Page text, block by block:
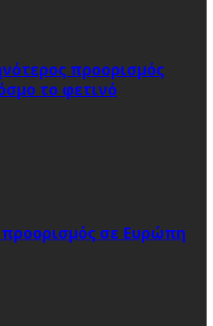
προορισμός
το φετινό
προορισμός σε Ευρώπη